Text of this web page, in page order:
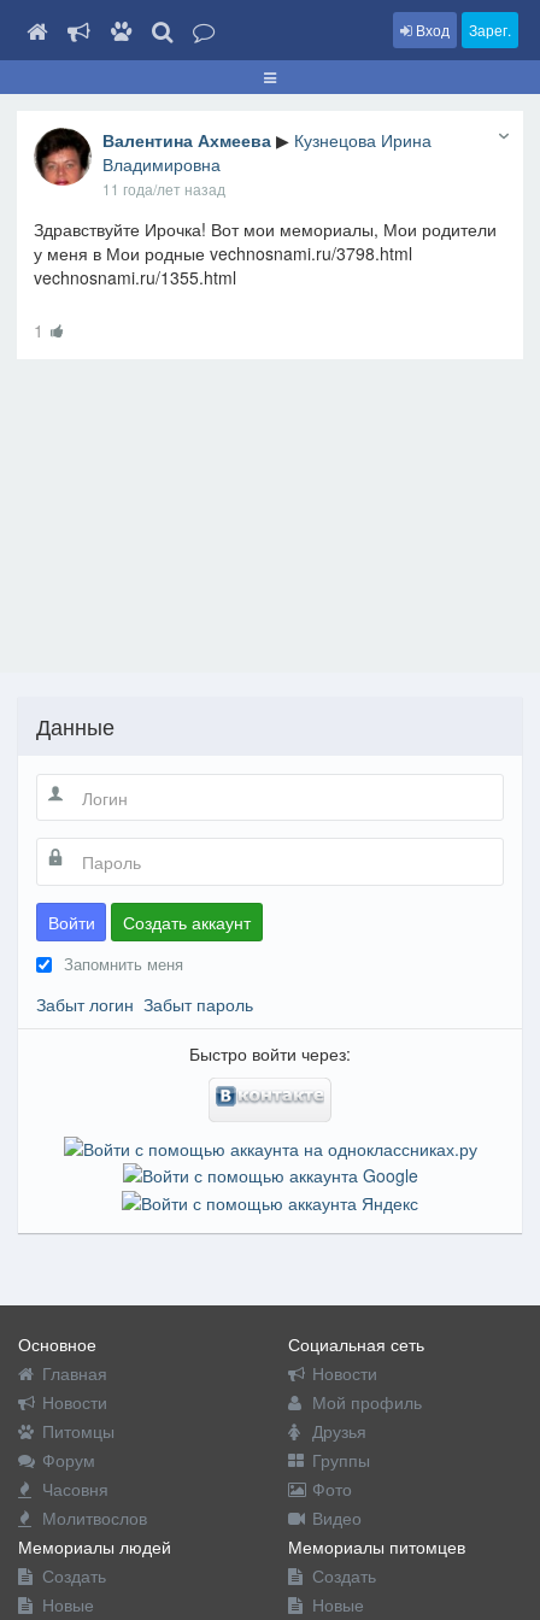
Вход Зарег.
Валентина Ахмеева ▶ Кузнецова Ирина
Владимировна
11 года/лет назад
Здравствуйте Ирочка! Вот мои мемориалы, Мои родители
у меня в Мои родные vechnosnami.ru/3798.html
vechnosnami.ru/1355.html
1
Данные
Войти Создать аккаунт
Запомнить меня
Забыт логин Забыт пароль
Быстро войти через:
Основное
Главная
Новости
Питомцы
Форум
Часовня
Молитвослов
Социальная сеть
Новости
Мой профиль
Друзья
Группы
Фото
Видео
Мемориалы людей
Создать
Новые
Мемориалы питомцев
Создать
Новые